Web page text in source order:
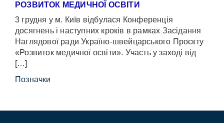
РОЗВИТОК МЕДИЧНОЇ ОСВІТИ
3 грудня у м. Київ відбулася Конференція
досягнень і наступних кроків в рамках Засідання
Наглядової ради Україно-швейцарського Проєкту
«Розвиток медичної освіти». Участь у заході від
[…]
Позначки